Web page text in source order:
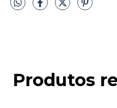
Produtos